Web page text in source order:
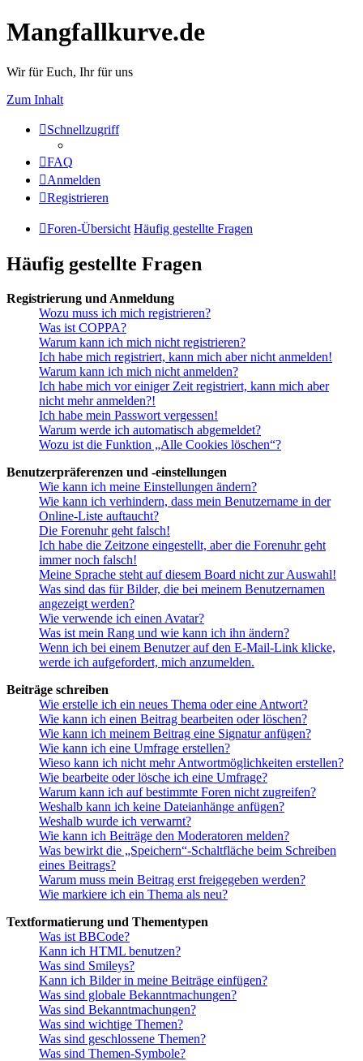
Mangfallkurve.de
Wir für Euch, Ihr für uns
Zum Inhalt
Schnellzugriff
FAQ
Anmelden
Registrieren
Foren-Übersicht Häufig gestellte Fragen
Häufig gestellte Fragen
Registrierung und Anmeldung
Wozu muss ich mich registrieren?
Was ist COPPA?
Warum kann ich mich nicht registrieren?
Ich habe mich registriert, kann mich aber nicht anmelden!
Warum kann ich mich nicht anmelden?
Ich habe mich vor einiger Zeit registriert, kann mich aber
nicht mehr anmelden?!
Ich habe mein Passwort vergessen!
Warum werde ich automatisch abgemeldet?
Wozu ist die Funktion „Alle Cookies löschen“?
Benutzerpräferenzen und -einstellungen
Wie kann ich meine Einstellungen ändern?
Wie kann ich verhindern, dass mein Benutzername in der
Online-Liste auftaucht?
Die Forenuhr geht falsch!
Ich habe die Zeitzone eingestellt, aber die Forenuhr geht
immer noch falsch!
Meine Sprache steht auf diesem Board nicht zur Auswahl!
Was sind das für Bilder, die bei meinem Benutzernamen
angezeigt werden?
Wie verwende ich einen Avatar?
Was ist mein Rang und wie kann ich ihn ändern?
Wenn ich bei einem Benutzer auf den E-Mail-Link klicke,
werde ich aufgefordert, mich anzumelden.
Beiträge schreiben
Wie erstelle ich ein neues Thema oder eine Antwort?
Wie kann ich einen Beitrag bearbeiten oder löschen?
Wie kann ich meinem Beitrag eine Signatur anfügen?
Wie kann ich eine Umfrage erstellen?
Wieso kann ich nicht mehr Antwortmöglichkeiten erstellen?
Wie bearbeite oder lösche ich eine Umfrage?
Warum kann ich auf bestimmte Foren nicht zugreifen?
Weshalb kann ich keine Dateianhänge anfügen?
Weshalb wurde ich verwarnt?
Wie kann ich Beiträge den Moderatoren melden?
Was bewirkt die „Speichern“-Schaltfläche beim Schreiben
eines Beitrags?
Warum muss mein Beitrag erst freigegeben werden?
Wie markiere ich ein Thema als neu?
Textformatierung und Thementypen
Was ist BBCode?
Kann ich HTML benutzen?
Was sind Smileys?
Kann ich Bilder in meine Beiträge einfügen?
Was sind globale Bekanntmachungen?
Was sind Bekanntmachungen?
Was sind wichtige Themen?
Was sind geschlossene Themen?
Was sind Themen-Symbole?